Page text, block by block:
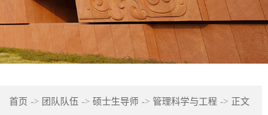
首页 -> 团队队伍 -> 硕士生导师 -> 管理科学与工程 -> 正文